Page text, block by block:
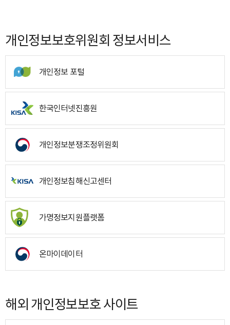
개인정보보호위원회 정보서비스
개인정보 포털
한국인터넷진흥원
개인정보분쟁조정위원회
개인정보침해신고센터
가명정보지원플랫폼
온마이데이터
해외 개인정보보호 사이트